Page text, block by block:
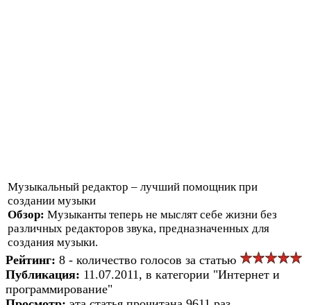
Музыкальный редактор – лучший помощник при
создании музыки
Обзор: Музыканты теперь не мыслят себе жизни без
различных редакторов звука, предназначенных для
создания музыки.
Рейтинг: 8 - количество голосов за статью
Публикация: 11.07.2011, в категории "Интернет и
программирование"